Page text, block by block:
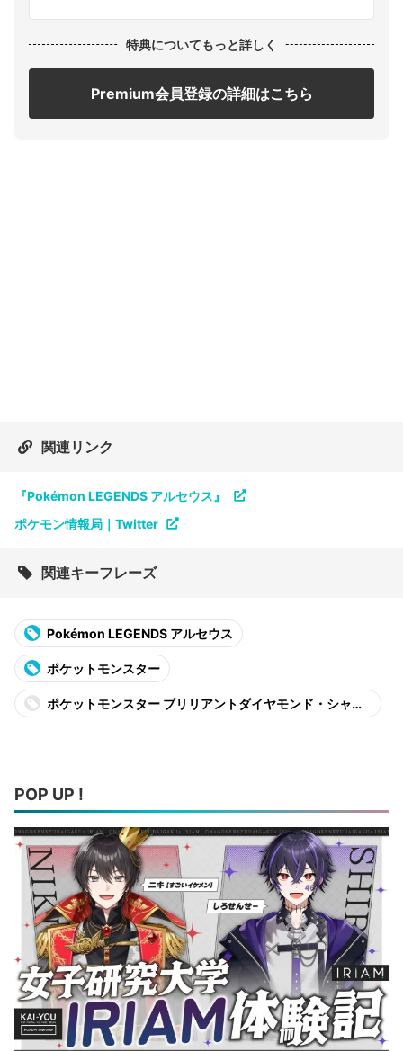
特典についてもっと詳しく
Premium会員登録の詳細はこちら
関連リンク
『Pokémon LEGENDS アルセウス』
ポケモン情報局｜Twitter
関連キーフレーズ
Pokémon LEGENDS アルセウス
ポケットモンスター
ニングパール
POP UP !